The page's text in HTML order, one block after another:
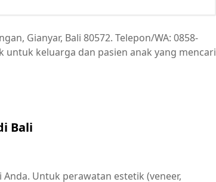
Gianyar, Bali 80572. Telepon/WA: 0858-
untuk keluarga dan pasien anak yang mencari
Bali
Untuk perawatan estetik (veneer,